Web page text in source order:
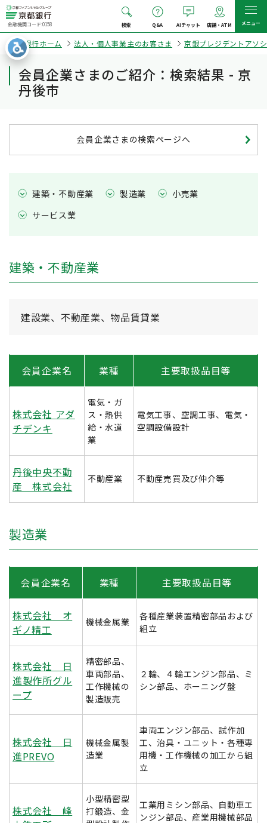
金融機関コード:0158 検索 Q&A AIチャット 店舗・ATM メニュー
京都銀行ホーム 法人・個人事業主のお客さま 京銀プレジデントアソ
会員企業さまのご紹介：検索結果 - 京
丹後市
会員企業さまの検索ページへ
建築・不動産業 製造業
小売業
サービス業
建築・不動産業
建設業、不動産業、物品賃貸業
会員企業名 業種 主要取扱品目等
株式会社 アダ
チデンキ
電気・ガ
ス・熱供
給・水道
業
電気工事、空調工事、電気・
空調設備設計
丹後中央不動
産 株式会社
不動産業 不動産売買及び仲介等
製造業
会員企業名 業種 主要取扱品目等
株式会社 オ
ギノ精工
機械金属業
各種産業装置精密部品および
組立
株式会社 日
進製作所グル
ープ
精密部品、
車両部品、
工作機械の
製造販売
２輪、４輪エンジン部品、ミ
シン部品、ホーニング盤
株式会社 日
進PREVO
機械金属製
造業
車両エンジン部品、試作加
工、治具・ユニット・各種専
用機・工作機械の加工から組
立
株式会社 峰
小型精密型
打鍛造、金
工業用ミシン部品、自動車エ
ンジン部品、産業用機械部品